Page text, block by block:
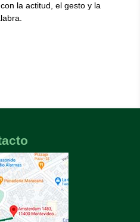
la actitud, el gesto y la